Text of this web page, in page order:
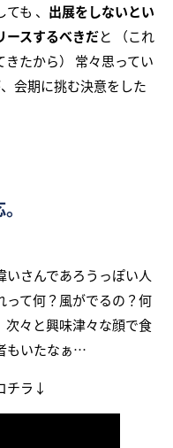
も 、 出展をしないとい
ースするべきだと （これ
たから） 常々思ってい
会期に挑む決意をした
さんであろうっぽい人
って何？風がでるの？何
次々と興味津々な顔で食
もいたなぁ…
チラ↓